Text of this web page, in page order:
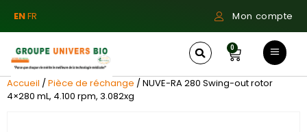
ENFR Mon compte
0
Accueil /Pièce de réchange / NUVE-RA 280 Swing-out rotor
4×280 mL, 4.100 rpm, 3.082xg